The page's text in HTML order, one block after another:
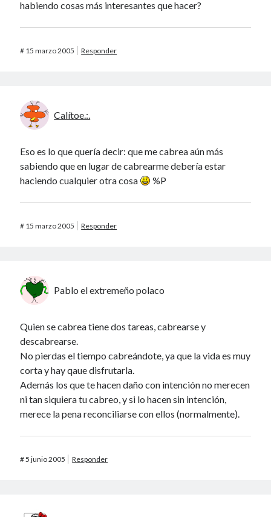
Maese Cámara
Patada al diccionario
40 des astres
Un recuerdo especial al Oráculo y a la Chacharita.
habiendo cosas más interesantes que hacer?
# 15 marzo 2005 Responder
Calítoe.:.
Eso es lo que quería decir: que me cabrea aún más
sabiendo que en lugar de cabrearme debería estar
haciendo cualquier otra cosa
%P
# 15 marzo 2005 Responder
Pablo el extremeño polaco
Quien se cabrea tiene dos tareas, cabrearse y
descabrearse.
No pierdas el tiempo cabreándote, ya que la vida es muy
corta y hay qaue disfrutarla.
Además los que te hacen daño con intención no merecen
ni tan siquiera tu cabreo, y si lo hacen sin intención,
merece la pena reconciliarse con ellos (normalmente).
#5 junio 2005 Responder